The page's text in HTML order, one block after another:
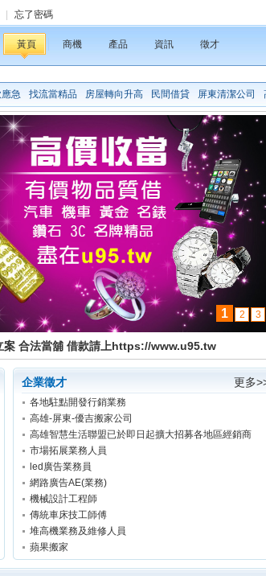
忘了密碼
黃頁 商機 產品 資訊 徵才
急 找流當精品 房屋轉向升高 民間借貸 屏東清潔公司
1 2 3
案 合法當舖 借款請上https://www.u95.tw
企業徵才 更多
各地駐點開發行銷業務
高雄-屏東-優吉搬家公司
高雄智慧生活聯盟已於即日起擴大招募各地區經銷商
市場拓展業務人員
led廣告業務員
網路廣告AE(業務)
機械設計工程師
傳統車床技工師傅
堆高機業務及維修人員
蘋果搬家